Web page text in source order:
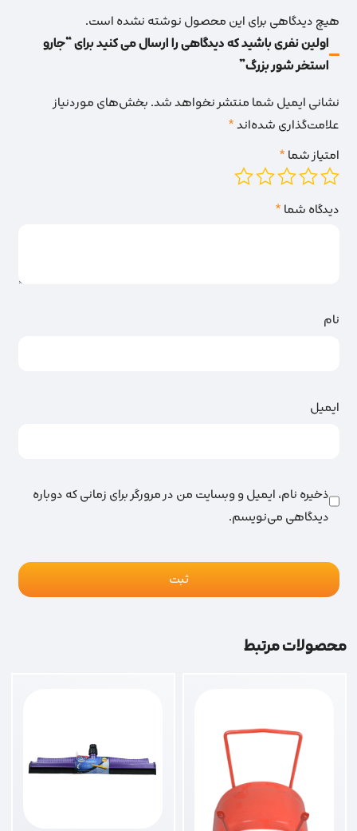
هیچ دیدگاهی برای این محصول نوشته نشده است.
اولین نفری باشید که دیدگاهی را ارسال می کنید برای “جارو
استخر شور بزرگ”
نشانی ایمیل شما منتشر نخواهد شد.بخش‌های موردنیاز
علامت‌گذاری شده‌اند*
امتیاز شما*
دیدگاه شما*
نام
ایمیل
ذخیره نام، ایمیل و وبسایت من در مرورگر برای زمانی که دوباره
دیدگاهی می‌نویسم.
محصولات مرتبط